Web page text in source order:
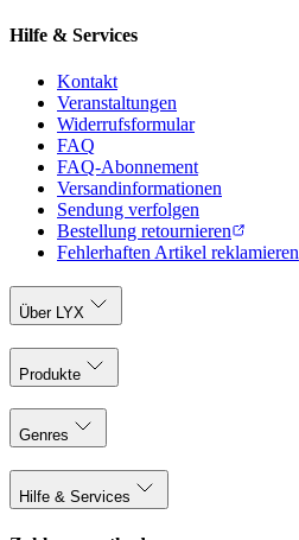
Hilfe & Services
Kontakt
Veranstaltungen
Widerrufsformular
FAQ
FAQ-Abonnement
Versandinformationen
Sendung verfolgen
Bestellung retournieren
Fehlerhaften Artikel reklamieren
Über LYX
Produkte
Genres
Hilfe & Services